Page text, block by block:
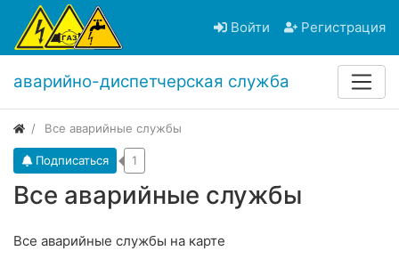
Войти Регистрация
аварийно-диспетчерская служба
Все аварийные службы
Все аварийные службы
Подписаться 1
Все аварийные службы на карте